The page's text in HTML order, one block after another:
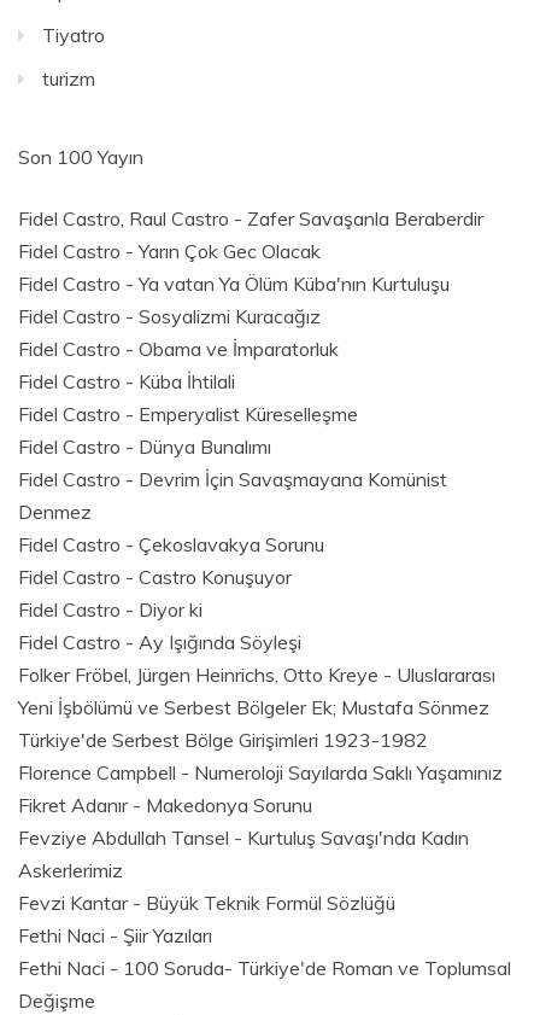
Tiyatro
turizm
Son 100 Yayın
Fidel Castro, Raul Castro - Zafer Savaşanla Beraberdir
Fidel Castro - Yarın Çok Gec Olacak
Fidel Castro - Ya vatan Ya Ölüm Küba'nın Kurtuluşu
Fidel Castro - Sosyalizmi Kuracağız
Fidel Castro - Obama ve İmparatorluk
Fidel Castro - Küba İhtilali
Fidel Castro - Emperyalist Küreselleşme
Fidel Castro - Dünya Bunalımı
Fidel Castro - Devrim İçin Savaşmayana Komünist
Denmez
Fidel Castro - Çekoslavakya Sorunu
Fidel Castro - Castro Konuşuyor
Fidel Castro - Diyor ki
Fidel Castro - Ay Işığında Söyleşi
Folker Fröbel, Jürgen Heinrichs, Otto Kreye - Uluslararası
Yeni İşbölümü ve Serbest Bölgeler Ek; Mustafa Sönmez
Türkiye'de Serbest Bölge Girişimleri 1923-1982
Florence Campbell - Numeroloji Sayılarda Saklı Yaşamınız
Fikret Adanır - Makedonya Sorunu
Fevziye Abdullah Tansel - Kurtuluş Savaşı'nda Kadın
Askerlerimiz
Fevzi Kantar - Büyük Teknik Formül Sözlüğü
Fethi Naci - Şiir Yazıları
Fethi Naci - 100 Soruda- Türkiye'de Roman ve Toplumsal
Değişme